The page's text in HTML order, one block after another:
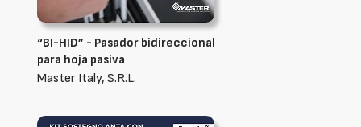
“BI-HID” - Pasador bidireccional
para hoja pasiva
Master Italy, S.R.L.